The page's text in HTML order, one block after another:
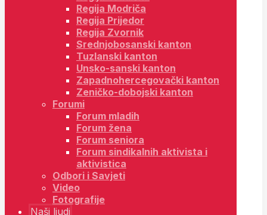
Regija Modriča
Regija Prijedor
Regija Zvornik
Srednjobosanski kanton
Tuzlanski kanton
Unsko-sanski kanton
Zapadnohercegovački kanton
Zeničko-dobojski kanton
Forumi
Forum mladih
Forum žena
Forum seniora
Forum sindikalnih aktivista i
aktivistica
Odbori i Savjeti
Video
Fotografije
Naši ljudi